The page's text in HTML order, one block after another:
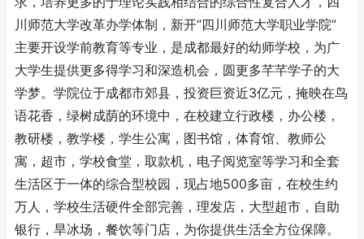
川师范大学改革办学体制，新开“四川师范大学职业学院”
主要开设学前教育等专业，是成都最好的幼师学校，为广
大学生提供更多得学习和深造机会，圆更多芊芊学子的大
学梦。学院位于成都市郊县，投资巨资近3亿元，掩映在鸟
语花香，绿树成荫的环境中，在校建立行政楼，办公楼，
教研楼，教学楼，学生公寓，图书馆，体育馆、教师公
寓，超市，学校食堂，取款机，电子阅览室等学习和全套
生活区于一体的综合型校园，现占地500多亩，在校生约
万人，学校生活硬件全部完善，理发店，大型超市，自助
银行，旱冰场，餐饮等门店，为你提供生活全方位保障。